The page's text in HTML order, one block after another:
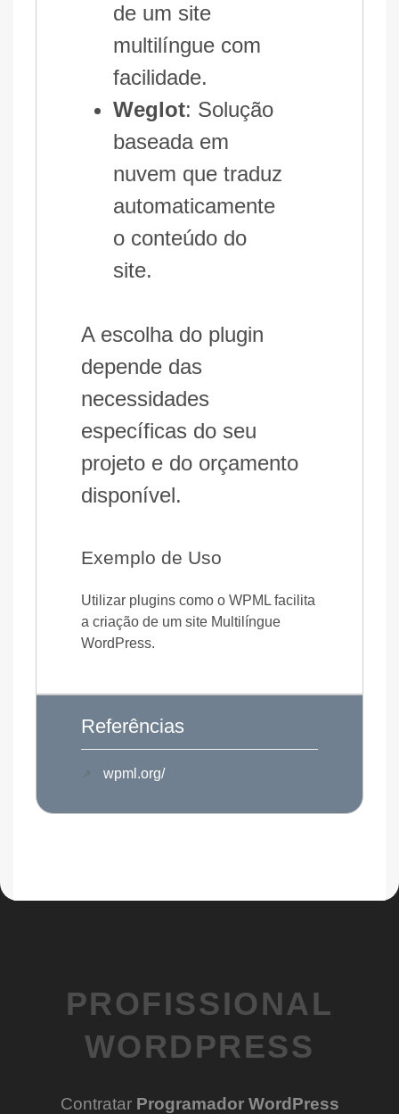
de um site
multilíngue com
facilidade.
Weglot: Solução
baseada em
nuvem que traduz
automaticamente
o conteúdo do
site.
A escolha do plugin
depende das
necessidades
específicas do seu
projeto e do orçamento
disponível.
Exemplo de Uso
Utilizar plugins como o WPML facilita
a criação de um site Multilíngue
WordPress.
Referências
wpml.org/
PROFISSIONAL
WORDPRESS
Contratar Programador WordPress